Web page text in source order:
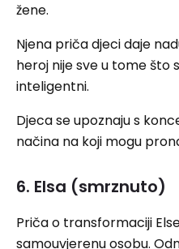
žene.
Njena priča djeci daje
heroj nije sve u tome što
inteligentni.
Djeca se upoznaju s
načina na koji mogu
6. Elsa (smrznuto)
Priča o transformaciji
samouvjerenu osobu.